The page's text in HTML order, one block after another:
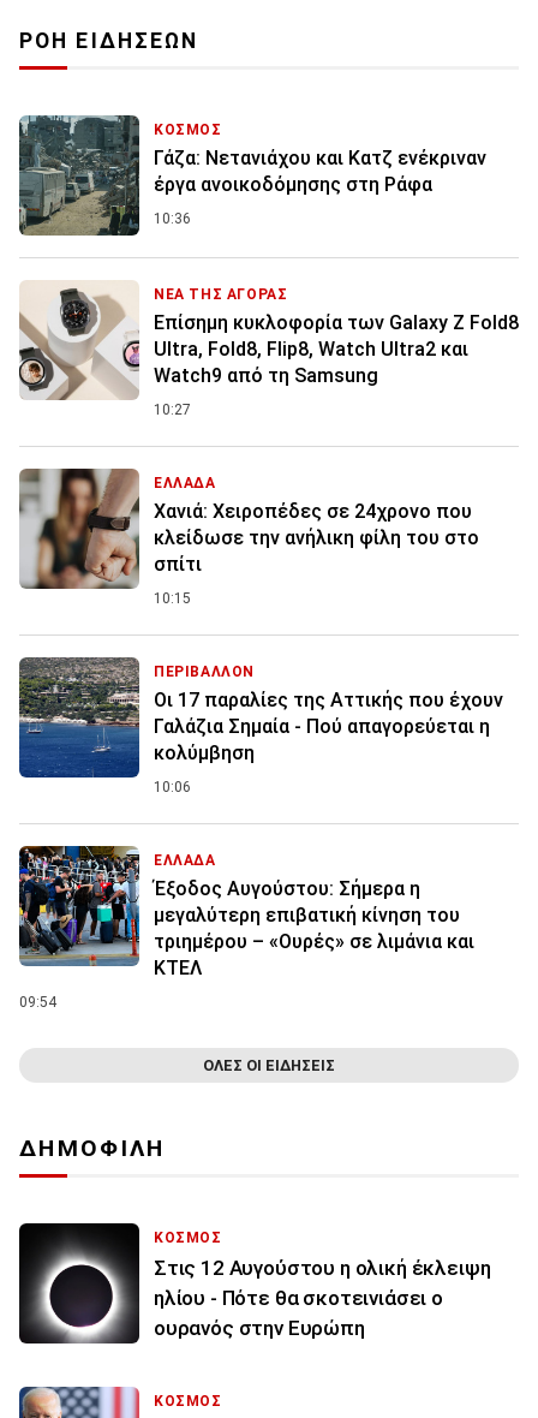
ΡΟΗ ΕΙΔΗΣΕΩΝ
ΚΟΣΜΟΣ
Γάζα: Νετανιάχου και Κατζ ενέκριναν
έργα ανοικοδόμησης στη Ράφα
10:36
ΝΕΑ ΤΗΣ ΑΓΟΡΑΣ
Επίσημη κυκλοφορία των Galaxy Z Fold8
Ultra, Fold8, Flip8, Watch Ultra2 και
Watch9 από τη Samsung
10:27
ΕΛΛΑΔΑ
Χανιά: Χειροπέδες σε 24χρονο που
κλείδωσε την ανήλικη φίλη του στο
σπίτι
10:15
ΠΕΡΙΒΑΛΛΟΝ
Οι 17 παραλίες της Αττικής που έχουν
Γαλάζια Σημαία - Πού απαγορεύεται η
κολύμβηση
10:06
ΕΛΛΑΔΑ
Έξοδος Αυγούστου: Σήμερα η
μεγαλύτερη επιβατική κίνηση του
τριημέρου – «Ουρές» σε λιμάνια και
ΚΤΕΛ
09:54
ΟΛΕΣ ΟΙ ΕΙΔΗΣΕΙΣ
ΔΗΜΟΦΙΛΗ
ΚΟΣΜΟΣ
Στις 12 Αυγούστου η ολική έκλειψη
ηλίου - Πότε θα σκοτεινιάσει ο
ουρανός στην Ευρώπη
ΚΟΣΜΟΣ